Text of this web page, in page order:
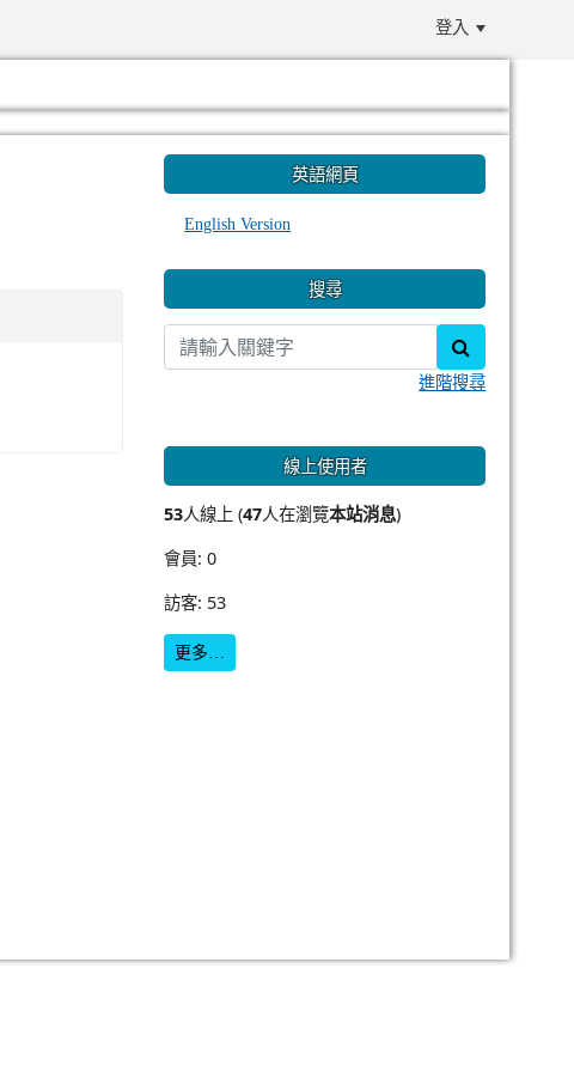
登入
英語網頁
English Version
搜尋
進階搜尋
線上使用者
53人線上 (47人在瀏覽本站消息)
會員: 0
訪客: 53
更多…